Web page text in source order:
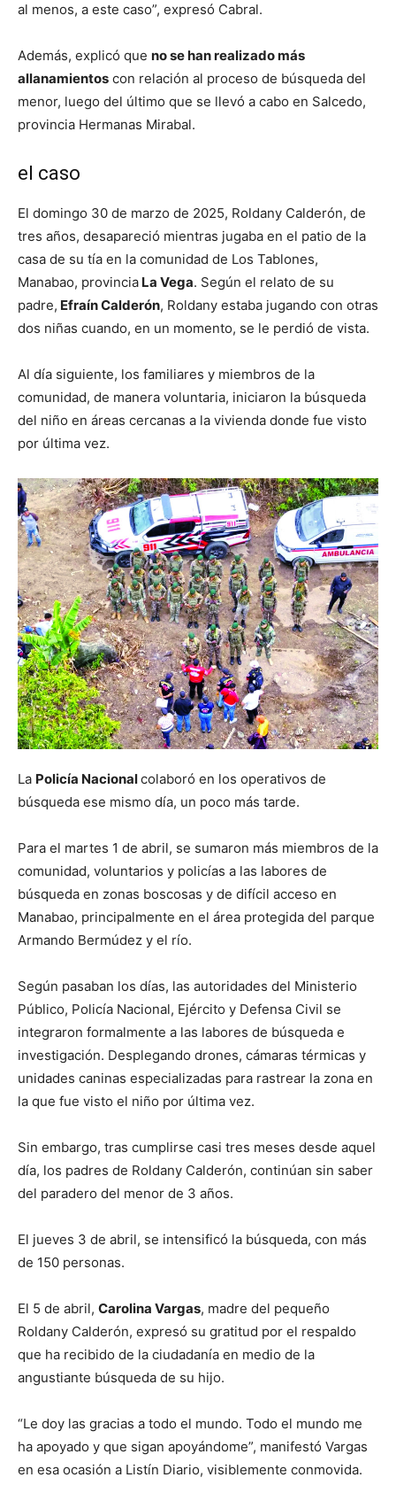
al menos, a este caso”, expresó Cabral.
Además, explicó que no se han realizado más
allanamientos con relación al proceso de búsqueda del
menor, luego del último que se llevó a cabo en Salcedo,
provincia Hermanas Mirabal.
el caso
El domingo 30 de marzo de 2025, Roldany Calderón, de
tres años, desapareció mientras jugaba en el patio de la
casa de su tía en la comunidad de Los Tablones,
Manabao, provincia La Vega. Según el relato de su
padre, Efraín Calderón, Roldany estaba jugando con otras
dos niñas cuando, en un momento, se le perdió de vista.
Al día siguiente, los familiares y miembros de la
comunidad, de manera voluntaria, iniciaron la búsqueda
del niño en áreas cercanas a la vivienda donde fue visto
por última vez.
La Policía Nacionalcolaboró en los operativos de
búsqueda ese mismo día, un poco más tarde.
Para el martes 1 de abril, se sumaron más miembros de la
comunidad, voluntarios y policías a las labores de
búsqueda en zonas boscosas y de difícil acceso en
Manabao, principalmente en el área protegida del parque
Armando Bermúdez y el río.
Según pasaban los días, las autoridades del Ministerio
Público, Policía Nacional, Ejército y Defensa Civil se
integraron formalmente a las labores de búsqueda e
investigación. Desplegando drones, cámaras térmicas y
unidades caninas especializadas para rastrear la zona en
la que fue visto el niño por última vez.
Sin embargo, tras cumplirse casi tres meses desde aquel
día, los padres de Roldany Calderón, continúan sin saber
del paradero del menor de 3 años.
El jueves 3 de abril, se intensificó la búsqueda, con más
de 150 personas.
El 5 de abril, Carolina Vargas, madre del pequeño
Roldany Calderón, expresó su gratitud por el respaldo
que ha recibido de la ciudadanía en medio de la
angustiante búsqueda de su hijo.
“Le doy las gracias a todo el mundo. Todo el mundo me
ha apoyado y que sigan apoyándome”, manifestó Vargas
en esa ocasión a Listín Diario, visiblemente conmovida.